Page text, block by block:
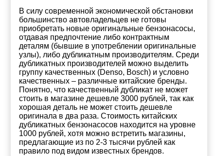
В силу современной экономической обстановки
большинство автовладельцев не готовы
приобретать новые оригинальные бензонасосы,
отдавая предпочтение либо контрактным
деталям (бывшие в употреблении оригинальные
узлы), либо дубликатным производителям. Среди
дубликатных производителей можно выделить
группу качественных (Denso, Bosch) и условно
качественных – различные китайские бренды.
Понятно, что качественный дубликат не может
стоить в магазине дешевле 3000 рублей, так как
хорошая деталь не может стоить дешевле
оригинала в два раза. Стоимость китайских
дубликатных бензонасосов находится на уровне
1000 рублей, хотя можно встретить магазины,
предлагающие из по 2-3 тысячи рублей как
правило под видом известных брендов.